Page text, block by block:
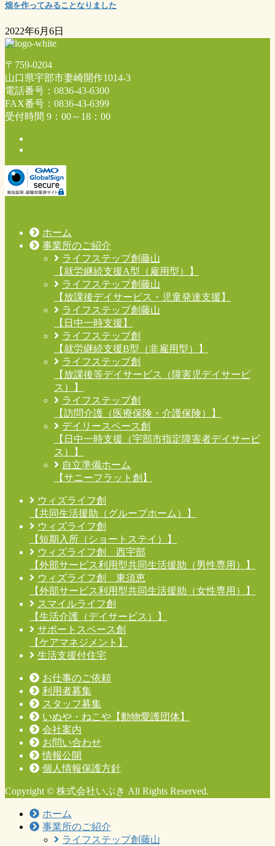
畑を作ってみることなりました
2022年6月6日
〒759-0204
山口県宇部市妻崎開作1014-3
電話番号：0836-43-6300
FAX番号：0836-43-6399
受付時間 9：00～18：00
ホーム
事業所のご紹介
ライフステップ創藤山
【就労継続支援A型（雇用型）】
ライフステップ創藤山
【放課後デイサービス・児童発達支援】
ライフステップ創藤山
【日中一時支援】
ライフステップ創
【就労継続支援B型（非雇用型）】
ライフステップ創
【放課後等デイサービス（障害児デイサービ
ス）】
ライフステップ創
【訪問介護（医療保険・介護保険）】
デイリースペース創
【日中一時支援（宇部市指定障害者デイサービ
ス）】
自立準備ホーム
【サニーフラット創】
ウィズライフ創
【共同生活援助（グループホーム）】
ウィズライフ創
【短期入所（ショートステイ）】
ウィズライフ創 西宇部
【外部サービス利用型共同生活援助（男性専用）】
ウィズライフ創 東須恵
【外部サービス利用型共同生活援助（女性専用）】
スマイルライフ創
【生活介護（デイサービス）】
サポートスペース創
【ケアマネジメント】
生活支援付住宅
お仕事のご依頼
利用者募集
スタッフ募集
いぬや・ねこや【動物愛護団体】
会社案内
お問い合わせ
情報公開
個人情報保護方針
Copyright © 株式会社いぶき All Rights Reserved.
ホーム
事業所のご紹介
ライフステップ創藤山